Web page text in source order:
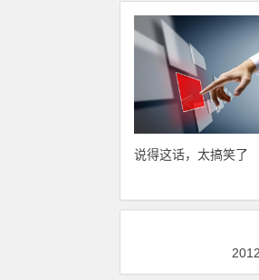
说得这话，太搞笑了